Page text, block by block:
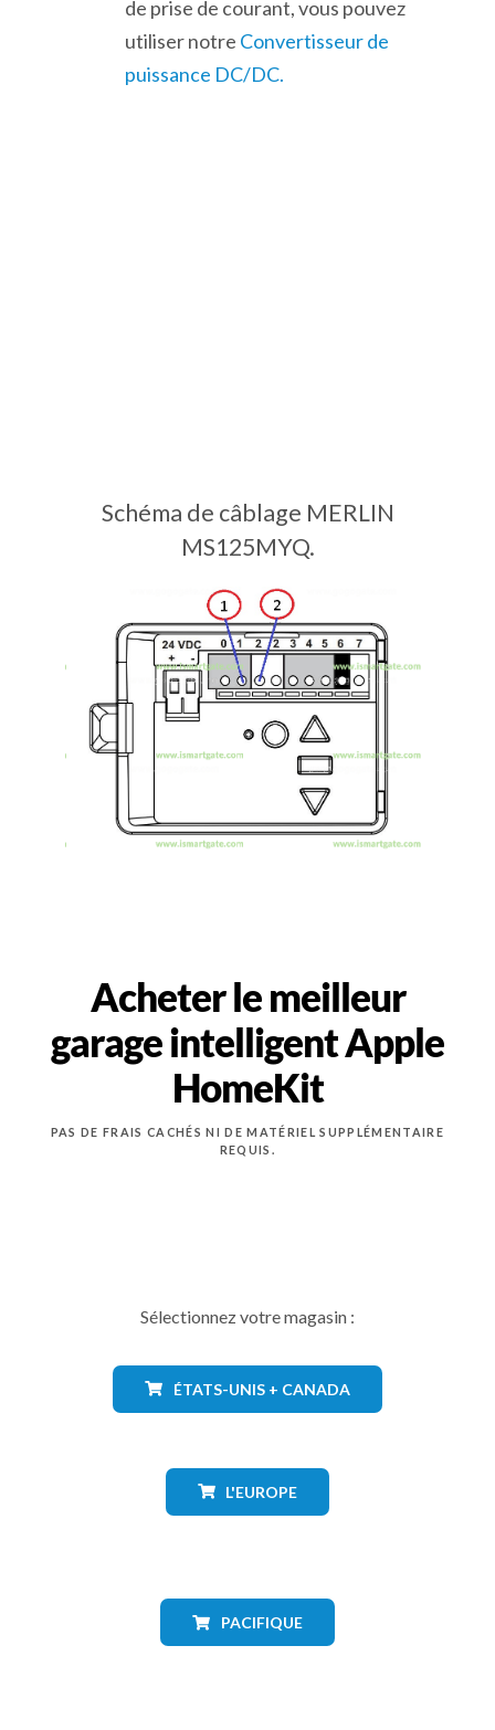
de prise de courant, vous pouvez
utiliser notre Convertisseur de
puissance DC/DC.
Schéma de câblage MERLIN
MS125MYQ.
Acheter le meilleur
garage intelligent Apple
HomeKit
PAS DE FRAIS CACHÉS NI DE MATÉRIEL SUPPLÉMENTAIRE
REQUIS.
Sélectionnez votre magasin :
ÉTATS-UNIS + CANADA
L'EUROPE
PACIFIQUE